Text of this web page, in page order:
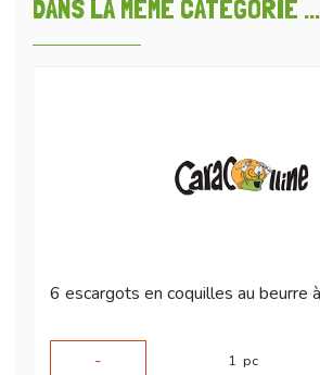
DANS LA MÊME CATÉGORIE ...
6 escargots en coquilles au beurre
-
1 pc